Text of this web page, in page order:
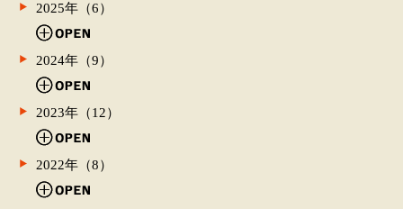
2025年（6）
2024年（9）
2023年（12）
2022年（8）